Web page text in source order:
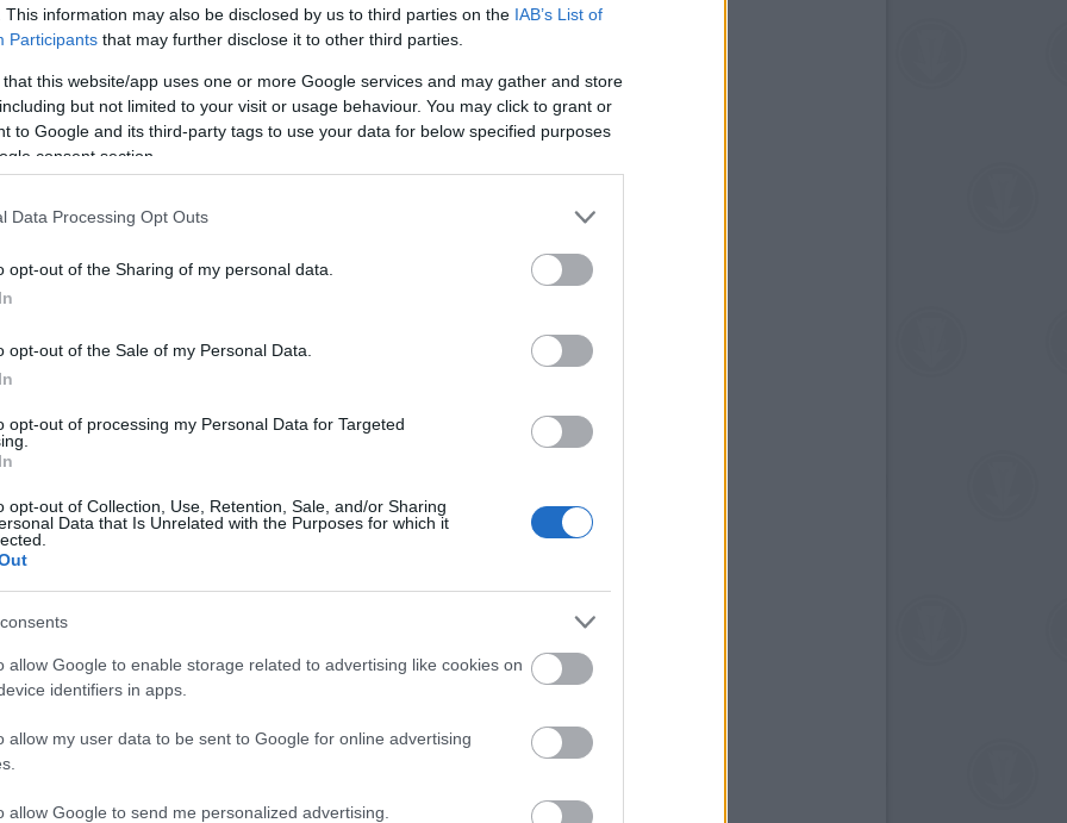
This information may also be disclosed by us to third parties on the IAB’s List of
Participants that may further disclose it to other third parties.
that this website/app uses one or more Google services and may gather and store
but not limited to your visit or usage behaviour. You may click to grant or
to Google and its third-party tags to use your data for below specified purposes
consent section.
Data Processing Opt Outs
opt-out of the Sharing of my personal data.
opt-out of the Sale of my Personal Data.
opt-out of processing my Personal Data for Targeted
opt-out of Collection, Use, Retention, Sale, and/or Sharing
Data that Is Unrelated with the Purposes for which it
allow Google to enable storage related to advertising like cookies on
identifiers in apps.
allow my user data to be sent to Google for online advertising
allow Google to send me personalized advertising.
tovább
2019. 11. 07.| Kultúrpart
November 9-én álom és varázslat veszi birtokba Nemzeti
Táncszínházat.
Páros belépőt nyerhetsz a Nemzeti
Eke Angéla: Most szintet tudok lépni
jelentős szerep jut. Közben az Óbudai Nyár Shakespeare-
Összekeverték az ikreket Óbudán
Méghozzá a Tévedések vígjátékában, amelyet Dicső